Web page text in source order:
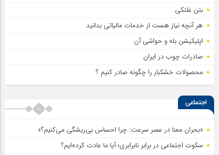
بتن غلتکی
هر آنچه نیاز هست از خدمات مالیاتی بدانید
اپلیکیشن بله و حواشی آن
صادرات چوب در ایران
محصولات خشکبار را چگونه صادر کنیم ؟
اجتماعی
«بحران معنا در عصر سرعت: چرا احساس بی‌ریشگی می‌کنیم؟»
سکوت اجتماعی در برابر نابرابری؛ آیا ما عادت کرده‌ایم؟